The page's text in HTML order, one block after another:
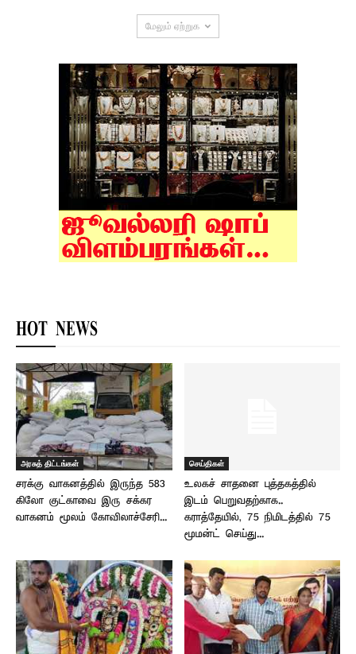
மேலும் ஏற்றுக
HOT NEWS
அரசுத் திட்டங்கள்
சரக்கு வாகனத்தில் இருந்த 583
கிலோ குட்காவை இரு சக்கர
வாகனம் மூலம் கோவிலாச்சேரி...
செய்திகள்
உலகச் சாதனை புத்தகத்தில்
இடம் பெறுவதற்காக..
கராத்தேயில், 75 நிமிடத்தில் 75
மூமன்ட் செய்து...